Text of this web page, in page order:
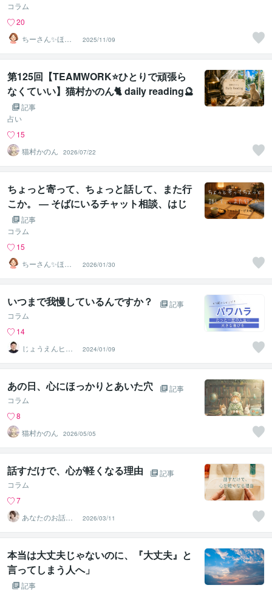
コラム
20
ちーさん✨ほっ
こりの間の人
2025/11/09
第125回【TEAMWORK⭐️ひとりで頑張ら
なくていい】猫村かのん🐈 daily reading🔮
記事
占い
15
猫村かのん
2026/07/22
ちょっと寄って、ちょっと話して、また行
こか。 ― そばにいるチャット相談、はじ
めました ―
記事
コラム
15
ちーさん✨ほっ
こりの間の人
2026/01/30
いつまで我慢しているんですか？
記事
コラム
14
じょうえんヒカ
ル⭐️介護業界の救
世主
2024/01/09
あの日、心にほっかりとあいた穴
記事
コラム
8
猫村かのん
2026/05/05
話すだけで、心が軽くなる理由
記事
コラム
7
あなたのお話ゆ
っくり聴きます
／ゆうか＊
2026/03/11
本当は大丈夫じゃないのに、『大丈夫』と
言ってしまう人へ」
記事